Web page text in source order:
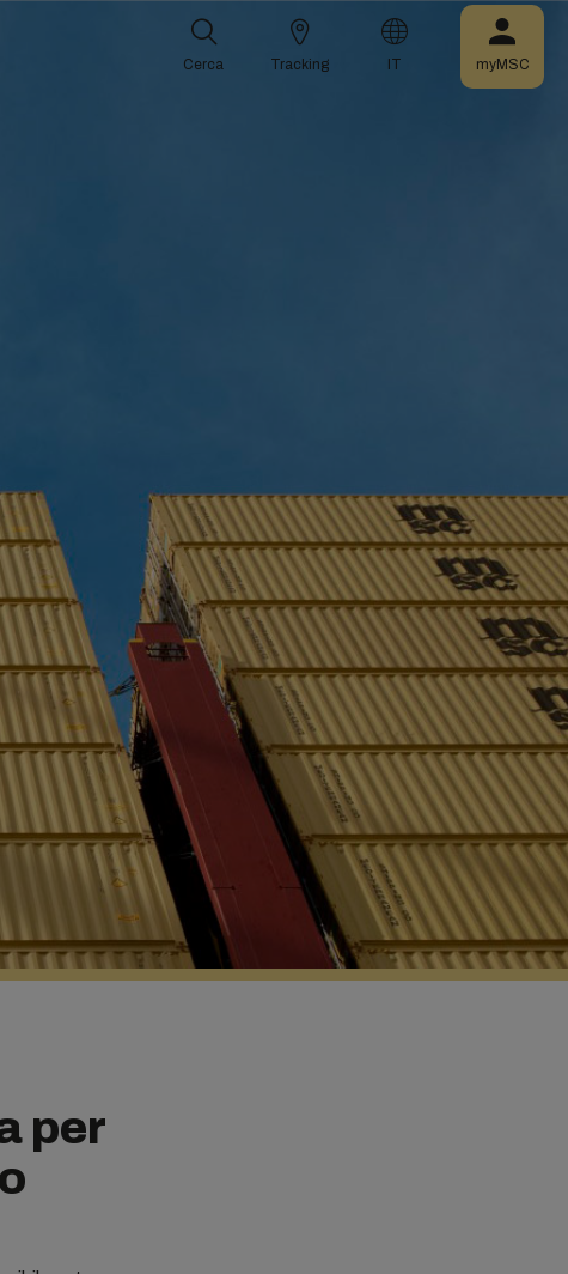
Cerca Tracking IT myMSC
per